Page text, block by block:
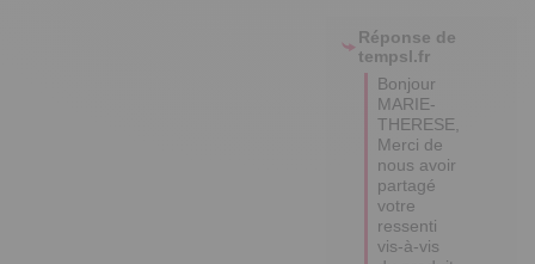
Réponse de
tempsl.fr
Bonjour
MARIE-
THERESE,
Merci de
nous avoir
partagé
votre
ressenti
vis-à-vis